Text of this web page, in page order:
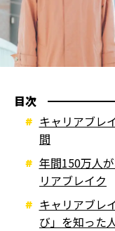
目次
キャリアブレ
間
年間150万人
リアブレイク
キャリアブレ
び」を知った